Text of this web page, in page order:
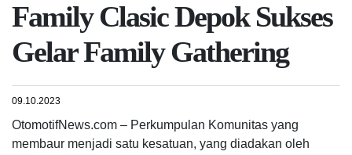
Family Clasic Depok Sukses
Gelar Family Gathering
09.10.2023
OtomotifNews.com – Perkumpulan Komunitas yang
membaur menjadi satu kesatuan, yang diadakan oleh